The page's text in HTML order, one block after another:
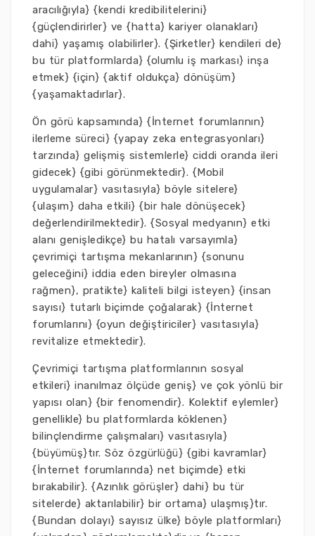
aracılığıyla} {kendi kredibilitelerini}
{güçlendirirler} ve {hatta} kariyer olanakları}
dahi} yaşamış olabilirler}. {Şirketler} kendileri de}
bu tür platformlarda} {olumlu iş markası} inşa
etmek} {için} {aktif oldukça} dönüşüm}
{yaşamaktadırlar}.
Ön görü kapsamında} {İnternet forumlarının}
ilerleme süreci} {yapay zeka entegrasyonları}
tarzında} gelişmiş sistemlerle} ciddi oranda ileri
gidecek} {gibi görünmektedir}. {Mobil
uygulamalar} vasıtasıyla} böyle sitelere}
{ulaşım} daha etkili} {bir hale dönüşecek}
değerlendirilmektedir}. {Sosyal medyanın} etki
alanı genişledikçe} bu hatalı varsayımla}
çevrimiçi tartışma mekanlarının} {sonunu
geleceğini} iddia eden bireyler olmasına
rağmen}, pratikte} kaliteli bilgi isteyen} {insan
sayısı} tutarlı biçimde çoğalarak} {İnternet
forumlarını} {oyun değiştiriciler} vasıtasıyla}
revitalize etmektedir}.
Çevrimiçi tartışma platformlarının sosyal
etkileri} inanılmaz ölçüde geniş} ve çok yönlü bir
yapısı olan} {bir fenomendir}. Kolektif eylemler}
genellikle} bu platformlarda köklenen}
bilinçlendirme çalışmaları} vasıtasıyla}
{büyümüş}tır. Söz özgürlüğü} {gibi kavramlar}
{İnternet forumlarında} net biçimde} etki
bırakabilir}. {Azınlık görüşler} dahi} bu tür
sitelerde} aktarılabilir} bir ortama} ulaşmış}tır.
{Bundan dolayı} sayısız ülke} böyle platformları}